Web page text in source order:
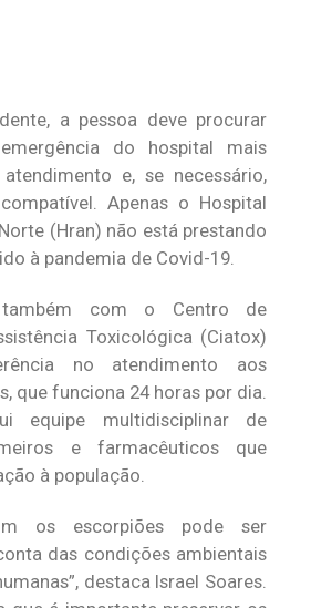
a pessoa deve procurar
do hospital mais
e, se necessário,
Apenas o Hospital
(Hran) não está prestando
à pandemia de Covid-19.
com o Centro de
Toxicológica (Ciatox)
no atendimento aos
que funciona 24 horas por dia.
equipe multidisciplinar de
e farmacêuticos que
à população.
os escorpiões pode ser
das condições ambientais
destaca Israel Soares.